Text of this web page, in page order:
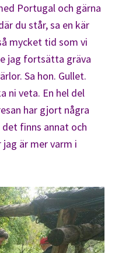
Portugal och gärna
du står, sa en kär
mycket tid som vi
jag fortsätta gräva
Sa hon. Gullet.
ni veta. En hel del
har gjort några
finns annat och
är mer varm i